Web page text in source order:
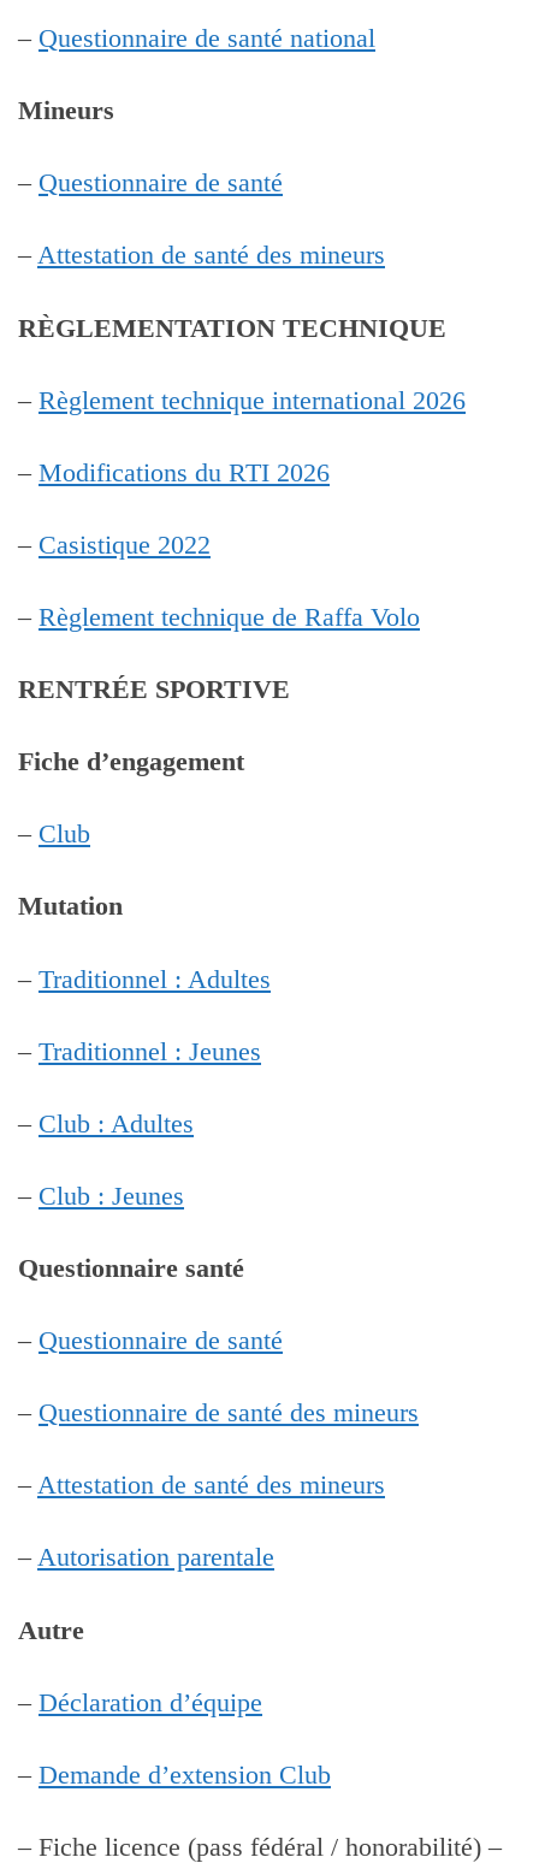
– Questionnaire de santé national
Mineurs
– Questionnaire de santé
–Attestation de santé des mineurs
RÈGLEMENTATION TECHNIQUE
– Règlement technique international 2026
– Modifications du RTI 2026
– Casistique 2022
– Règlement technique de Raffa Volo
RENTRÉE SPORTIVE
Fiche d’engagement
– Club
Mutation
– Traditionnel : Adultes
– Traditionnel : Jeunes
– Club : Adultes
– Club : Jeunes
Questionnaire santé
– Questionnaire de santé
– Questionnaire de santé des mineurs
–Attestation de santé des mineurs
–Autorisation parentale
Autre
– Déclaration d’équipe
– Demande d’extension Club
– Fiche licence (pass fédéral / honorabilité) –